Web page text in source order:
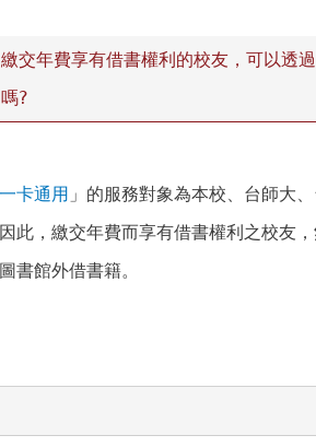
次數
繳交年費享有借書權利的校友，可以透
嗎?
卡通用 」的服務對象為本校、台師大
此，繳交年費而享有借書權利之校友，
書館外借書籍。